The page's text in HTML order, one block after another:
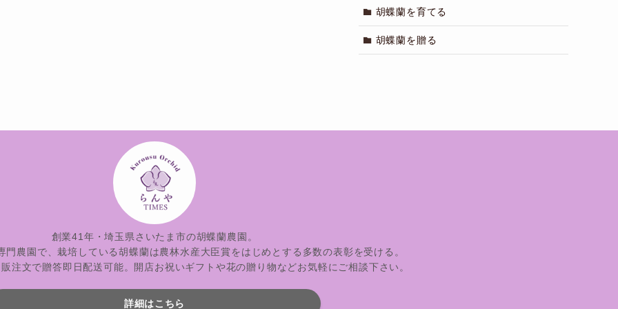
胡蝶蘭を育てる
胡蝶蘭を贈る
創業41年・埼玉県さいたま市の胡蝶蘭農園。
門農園で、栽培している胡蝶蘭は農林水産大臣賞をはじめとする多数の表彰を受ける。
注文で贈答即日配送可能。開店お祝いギフトや花の贈り物などお気軽にご相談下さい。
詳細はこちら